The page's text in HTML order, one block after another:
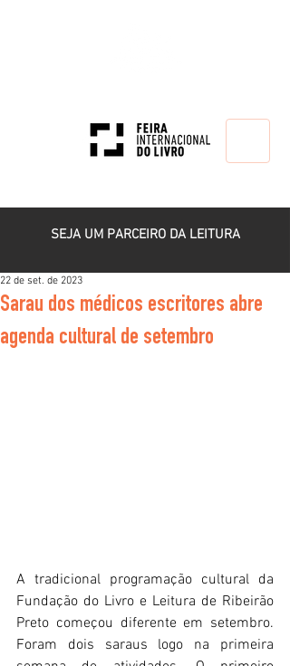
SEJA UM PARCEIRO DA LEITURA
Sarau dos médicos escritores abre
agenda cultural de setembro
22 de set. de 2023
A tradicional programação cultural da
Fundação do Livro e Leitura de Ribeirão
Preto começou diferente em setembro.
Foram dois saraus logo na primeira